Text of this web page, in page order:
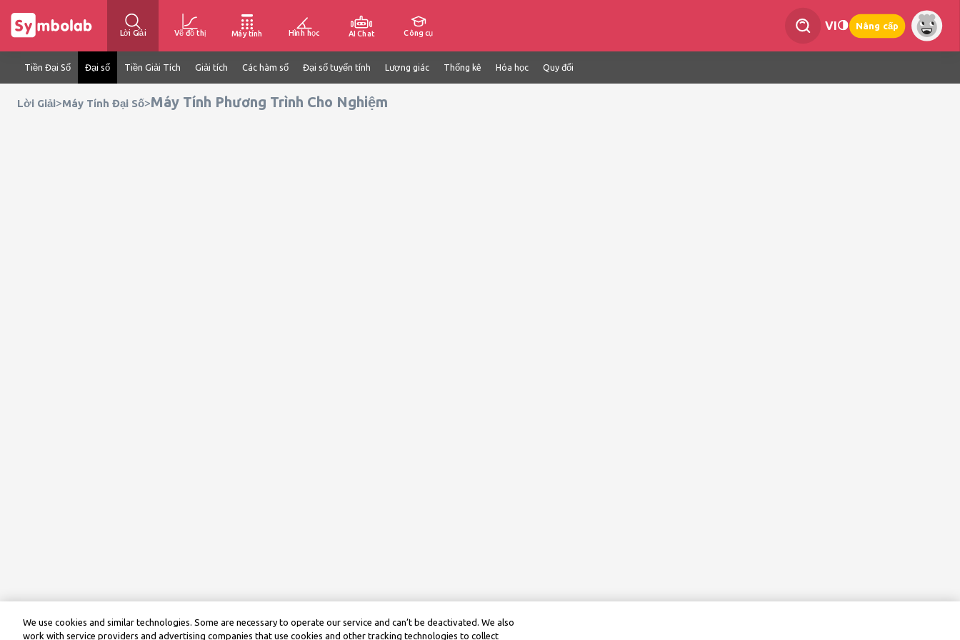
Lời Giải Vẽ đồ thị Máy tính Hình học AI Chat Công cụ
VI Nâng cấp
Tiền Đại Số Đại số Tiền Giải Tích Giải tích Các hàm số Đại số tuyến tính Lượng giác Thống kê Hóa học Quy đổi
Lời Giải>Máy Tính Đại Số>Máy Tính Phương Trình Cho Nghiệm
We use cookies and similar technologies. Some are necessary to operate our service and can’t be deactivated. We also
work with service providers and advertising companies that use cookies and other tracking technologies to collect